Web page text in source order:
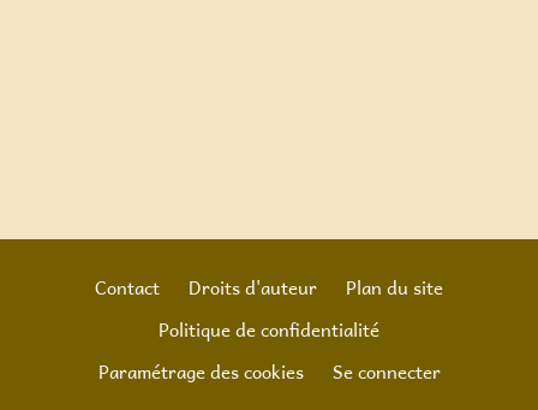
Footer
Contact Droits d'auteur
Plan du site
Politique de confidentialité
Paramétrage des cookies
Se connecter